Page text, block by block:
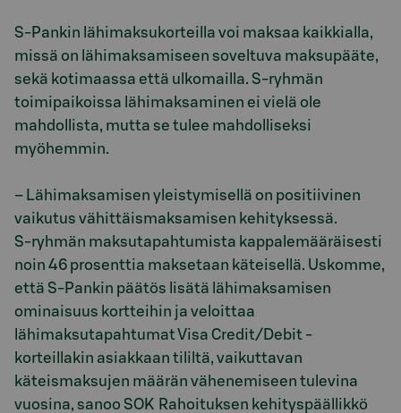
S-Pankin lähimaksukorteilla voi maksaa kaikkialla,
missä on lähimaksamiseen soveltuva maksupääte,
sekä kotimaassa että ulkomailla. S-ryhmän
toimipaikoissa lähimaksaminen ei vielä ole
mahdollista, mutta se tulee mahdolliseksi
myöhemmin.
– Lähimaksamisen yleistymisellä on positiivinen
vaikutus vähittäismaksamisen kehityksessä.
S-ryhmän maksutapahtumista kappalemääräisesti
noin 46 prosenttia maksetaan käteisellä. Uskomme,
että S-Pankin päätös lisätä lähimaksamisen
ominaisuus kortteihin ja veloittaa
lähimaksutapahtumat Visa Credit/Debit -
korteillakin asiakkaan tililtä, vaikuttavan
käteismaksujen määrän vähenemiseen tulevina
vuosina, sanoo SOK Rahoituksen kehityspäällikkö